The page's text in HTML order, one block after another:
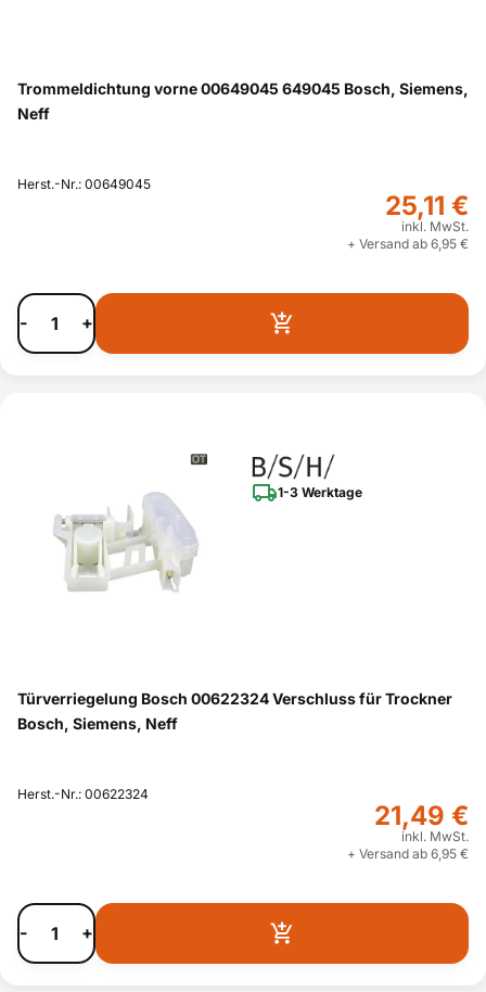
Trommeldichtung vorne 00649045 649045 Bosch, Siemens,
Neff
Herst.-Nr.: 00649045
25,11 €
inkl. MwSt.
+ Versand ab 6,95 €
- +
1-3 Werktage
Türverriegelung Bosch 00622324 Verschluss für Trockner
Bosch, Siemens, Neff
Herst.-Nr.: 00622324
21,49 €
inkl. MwSt.
+ Versand ab 6,95 €
- +